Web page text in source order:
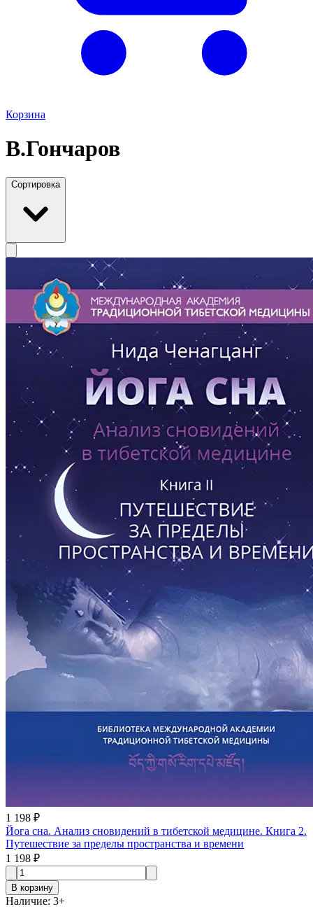
Корзина
В.Гончаров
Сортировка
1 198 ₽
Йога сна. Анализ сновидений в тибетской медицине. Книга 2.
Путешествие за пределы пространства и времени
1 198 ₽
В корзину
Наличие: 3+